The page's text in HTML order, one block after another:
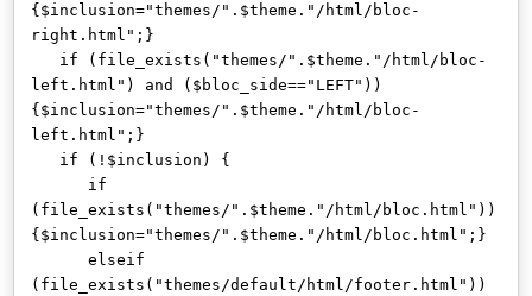
{$inclusion="themes/".$theme."/html/bloc-
right.html";}
if (file_exists("themes/".$theme."/html/bloc-
left.html") and ($bloc_side=="LEFT"))
{$inclusion="themes/".$theme."/html/bloc-
left.html";}
if (!$inclusion) {
if
(file_exists("themes/".$theme."/html/bloc.html"))
{$inclusion="themes/".$theme."/html/bloc.html";}
elseif
(file_exists("themes/default/html/footer.html"))